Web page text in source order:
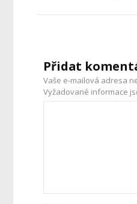
Přidat
Vaše e-mailová adresa
Vyžadované informace